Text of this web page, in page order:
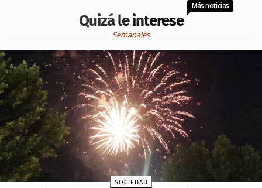
Quizá le interese
Más noticias
Semanales
SOCIEDAD